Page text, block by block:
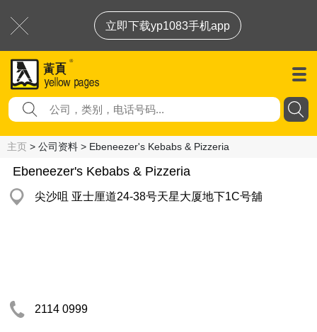
立即下载yp1083手机app
主页 > 公司资料 > Ebeneezer's Kebabs & Pizzeria
Ebeneezer's Kebabs & Pizzeria
尖沙咀 亚士厘道24-38号天星大厦地下1C号舖
2114 0999